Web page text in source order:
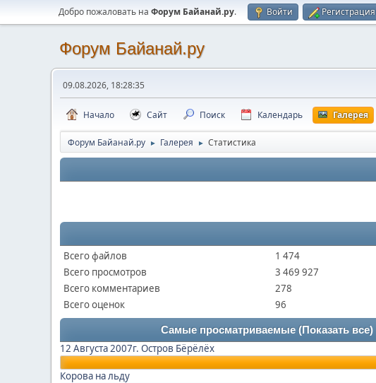
Добро пожаловать на Форум Байанай.ру. Войти Регистрация
Форум Байанай.ру
09.08.2026, 18:28:35
Начало Сайт Поиск Календарь Галерея
Форум Байанай.ру ► Галерея ► Статистика
Всего файлов
1 474
Всего просмотров
3 469 927
Всего комментариев
278
Всего оценок
96
Самые просматриваемые (Показать все)
12 Августа 2007г. Остров Бёрёлёх
Корова на льду